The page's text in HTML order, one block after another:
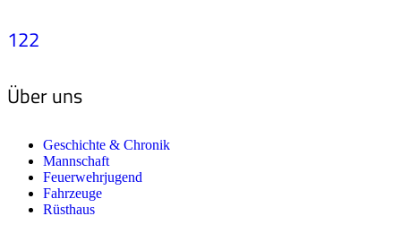
122
Über uns
Geschichte & Chronik
Mannschaft
Feuerwehrjugend
Fahrzeuge
Rüsthaus